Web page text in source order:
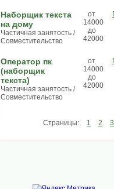
Наборщик текста
на дому
Частичная занятость /
Совместительство
от
14000
до
42000
Оператор пк
(наборщик
текста)
Частичная занятость /
Совместительство
от
14000
до
42000
Страницы: 1 2 3